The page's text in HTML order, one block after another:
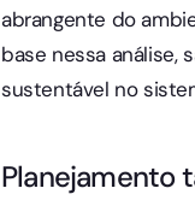
abrangente do
base nessa análise,
sustentável no
Planejamento